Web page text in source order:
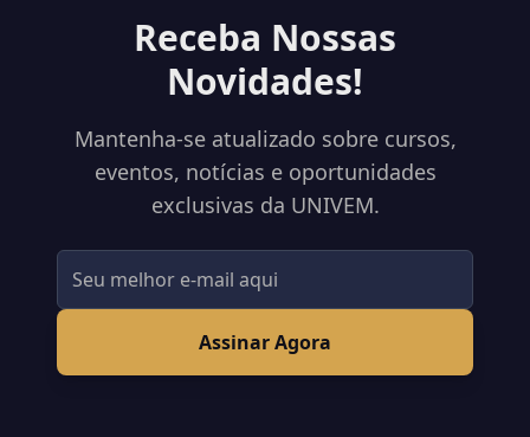
Receba Nossas
Novidades!
Mantenha-se atualizado sobre cursos,
eventos, notícias e oportunidades
exclusivas da UNIVEM.
Assinar Agora